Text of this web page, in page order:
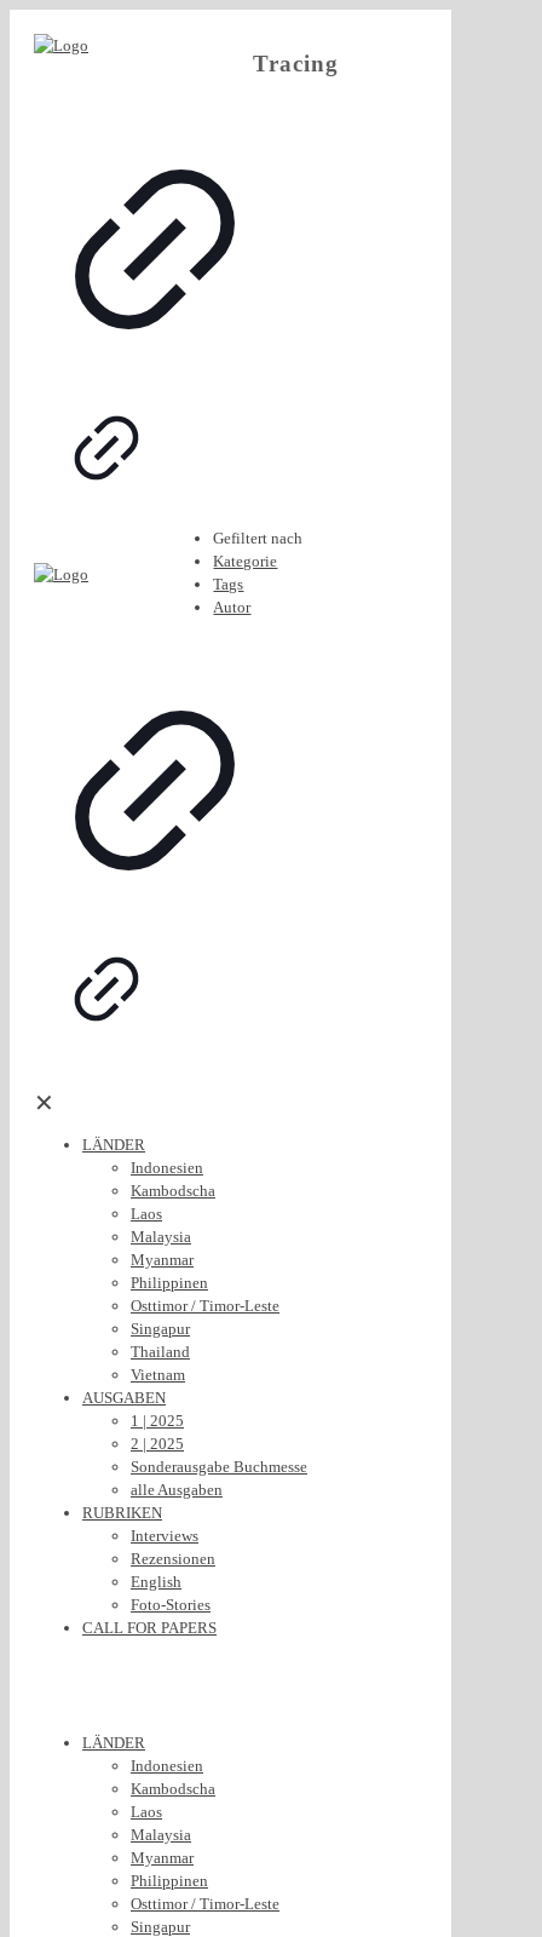
✕
LÄNDER
Indonesien
Kambodscha
Laos
Malaysia
Myanmar
Philippinen
Osttimor / Timor-Leste
Singapur
Thailand
Vietnam
AUSGABEN
1 | 2025
2 | 2025
Sonderausgabe Buchmesse
alle Ausgaben
RUBRIKEN
Interviews
Rezensionen
English
Foto-Stories
CALL FOR PAPERS
LÄNDER
Indonesien
Kambodscha
Laos
Malaysia
Myanmar
Philippinen
Osttimor / Timor-Leste
Singapur
Tracing
Gefiltert nach
Kategorie
Tags
Autor